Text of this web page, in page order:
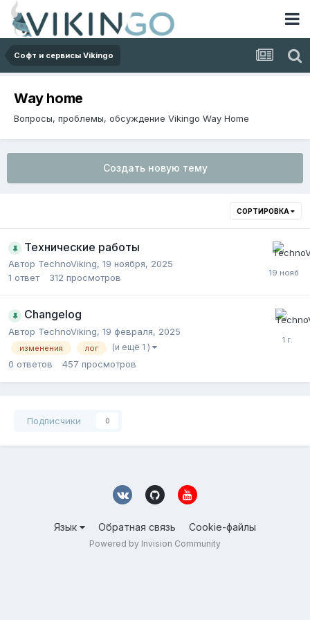
Софт и сервисы Vikingo
Way home
Вопросы, проблемы, обсуждение Vikingo Way Home
Создать новую тему
СОРТИРОВКА
Технические работы
Автор TechnoViking, 19 ноября, 2025
1 ответ 312 просмотров
Changelog
Автор TechnoViking, 19 февраля, 2025
изменения лог (и ещё 1 )
0 ответов 457 просмотров
Подписчики 0
Язык Обратная связь Cookie-файлы
Powered by Invision Community